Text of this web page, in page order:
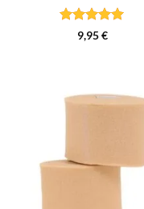
Bewertet
9,95€